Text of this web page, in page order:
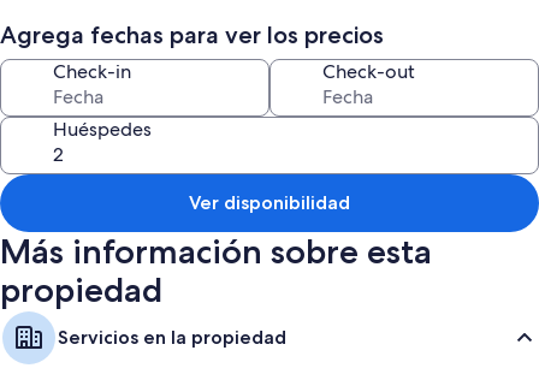
beauty and the historic hotel's multiple amenities.
Please feel free to message us with special requests or any additional
questions.
Agrega fechas para ver los precios
Check-in Check-out
Huéspedes
Ver disponibilidad
Más información sobre esta
propiedad
Servicios en la propiedad